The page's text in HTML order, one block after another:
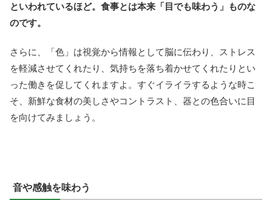
といわれているほど。食事とは本来「目でも味わう」ものな
のです。
さらに、「色」は視覚から情報として脳に伝わり、ストレス
を軽減させてくれたり、気持ちを落ち着かせてくれたりとい
った働きを促してくれますよ。すぐイライラするような時こ
そ、新鮮な食材の美しさやコントラスト、器との色合いに目
を向けてみましょう。
音や感触を味わう